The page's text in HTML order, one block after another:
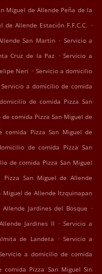
Miguel de Allende Peña de la
Allende Estación F.F.C.C. .
San Martin . Servicio a
Cruz de la Paz . Servicio a
Neri . Servicio a domicilio
Servicio a domicilio de comida
de comida Pizza San
comida Pizza San Miguel de
comida Pizza San Miguel de
de comida Pizza San
de comida Pizza San Miguel
San Miguel de Allende
Miguel de Allende Itzquinapan
Jardines del Bosque .
Jardines II . Servicio a
de Landeta . Servicio a
a domicilio de comida
Pizza San Miguel Sin